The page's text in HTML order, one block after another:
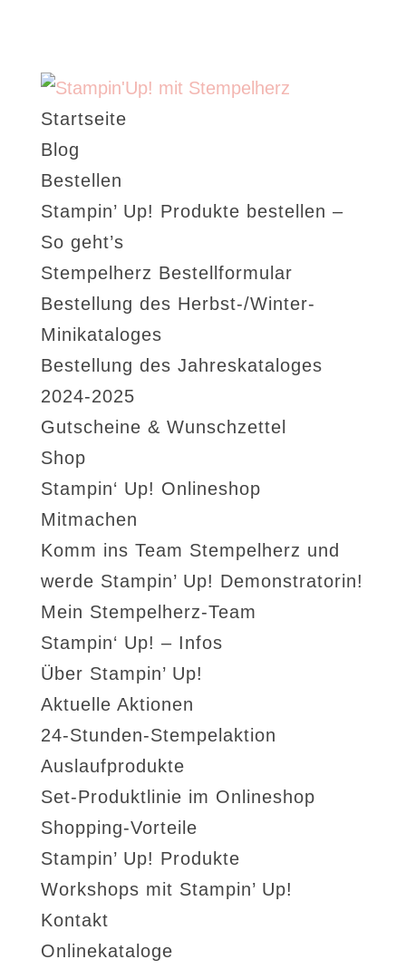
Startseite
Blog
Bestellen
Stampin’ Up! Produkte bestellen –
So geht’s
Stempelherz Bestellformular
Bestellung des Herbst-/Winter-
Minikataloges
Bestellung des Jahreskataloges
2024-2025
Gutscheine & Wunschzettel
Shop
Stampin‘ Up! Onlineshop
Mitmachen
Komm ins Team Stempelherz und
werde Stampin’ Up! Demonstratorin!
Mein Stempelherz-Team
Stampin‘ Up! – Infos
Über Stampin’ Up!
Aktuelle Aktionen
24-Stunden-Stempelaktion
Auslaufprodukte
Set-Produktlinie im Onlineshop
Shopping-Vorteile
Stampin’ Up! Produkte
Workshops mit Stampin’ Up!
Kontakt
Onlinekataloge